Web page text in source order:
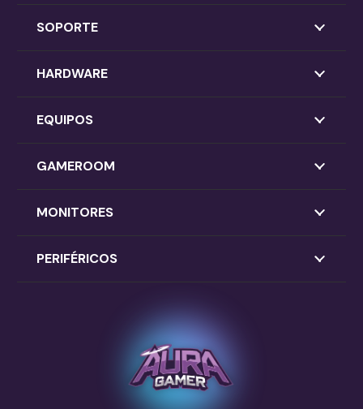
SOPORTE
HARDWARE
EQUIPOS
GAMEROOM
MONITORES
PERIFÉRICOS